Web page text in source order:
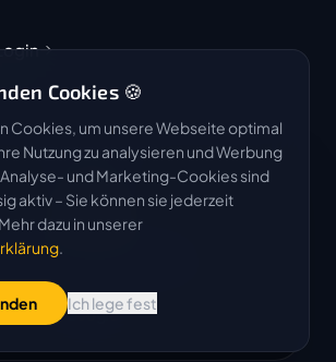
4.9 / 5
★★★★★
auf 50 Bewertungen
Google
Cookies 🍪
Cookies, um unsere Webseite optimal
Nutzung zu analysieren und Werbung
und Marketing-Cookies sind
aktiv – Sie können sie jederzeit
dazu in unserer
.
Ich lege fest